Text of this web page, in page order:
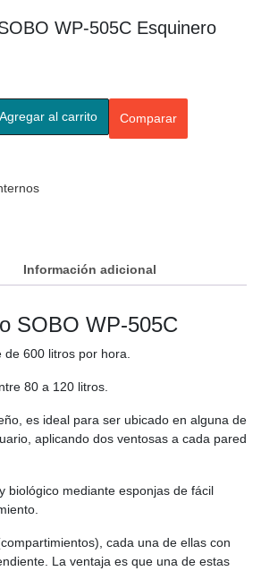
WP-505C Esquinero
Agregar al carrito Comparar
Información adicional
SOBO WP-505C
600 litros por hora.
80 a 120 litros.
es ideal para ser ubicado en alguna de
aplicando dos ventosas a cada pared
biológico mediante esponjas de fácil
cada una de ellas con
La ventaja es que una de estas